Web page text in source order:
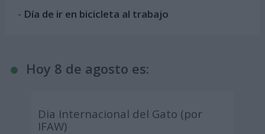
- Día de ir en bicicleta al trabajo
Hoy 8 de agosto es:
Dia Internacional del Gato (por
IFAW)